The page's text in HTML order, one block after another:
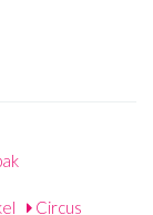
Circus